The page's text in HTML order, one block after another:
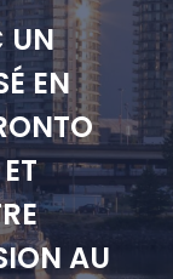
UN
EN
AU